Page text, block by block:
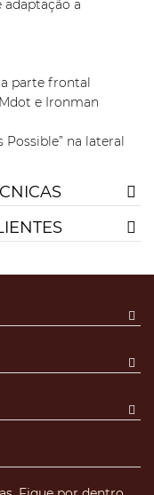
adaptação a
parte frontal
e Ironman
na lateral